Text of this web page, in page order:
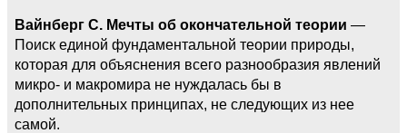
Вайнберг С. Мечты об окончательной теории —
Поиск единой фундаментальной теории природы,
которая для объяснения всего разнообразия явлений
микро- и макромира не нуждалась бы в
дополнительных принципах, не следующих из нее
самой.